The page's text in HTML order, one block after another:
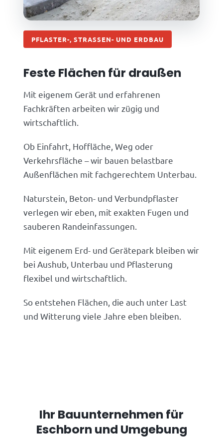
PFLASTER-, STRASSEN- UND ERDBAU
Feste Flächen für draußen
Mit eigenem Gerät und erfahrenen
Fachkräften arbeiten wir zügig und
wirtschaftlich.
Ob Einfahrt, Hoffläche, Weg oder
Verkehrsfläche – wir bauen belastbare
Außenflächen mit fachgerechtem Unterbau.
Naturstein, Beton- und Verbundpflaster
verlegen wir eben, mit exakten Fugen und
sauberen Randeinfassungen.
Mit eigenem Erd- und Gerätepark bleiben wir
bei Aushub, Unterbau und Pflasterung
flexibel und wirtschaftlich.
So entstehen Flächen, die auch unter Last
und Witterung viele Jahre eben bleiben.
Ihr Bauunternehmen für
Eschborn und Umgebung